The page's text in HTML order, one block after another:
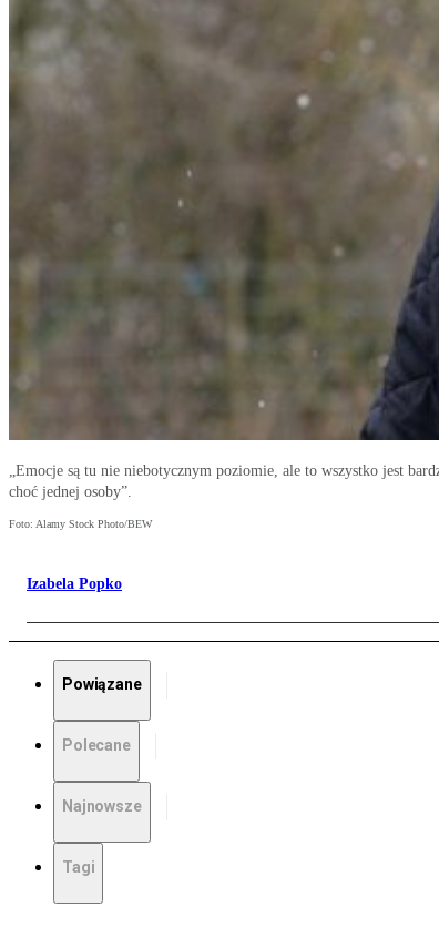
„Emocje są tu nie niebotycznym poziomie, ale to wszystko jest
choć jednej osoby”.
Foto: Alamy Stock Photo/BEW
Izabela Popko
Powiązane
Polecane
Najnowsze
Tagi